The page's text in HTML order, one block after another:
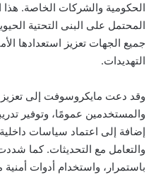
الحكومية والشركات الخاصة. هذا
المحتمل على البنى التحتية
جميع الجهات تعزيز استعدادها
التهديدات.
وقد دعت مايكروسوفت إلى تعزيز
والمستخدمين عمومًا، وتوفير
إضافة إلى اعتماد سياسات
والتعامل مع التحديثات. كما
باستمرار، واستخدام أدوات